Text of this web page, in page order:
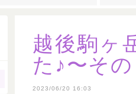
越後駒ヶ
た♪〜そ
2023/06/20 16:03